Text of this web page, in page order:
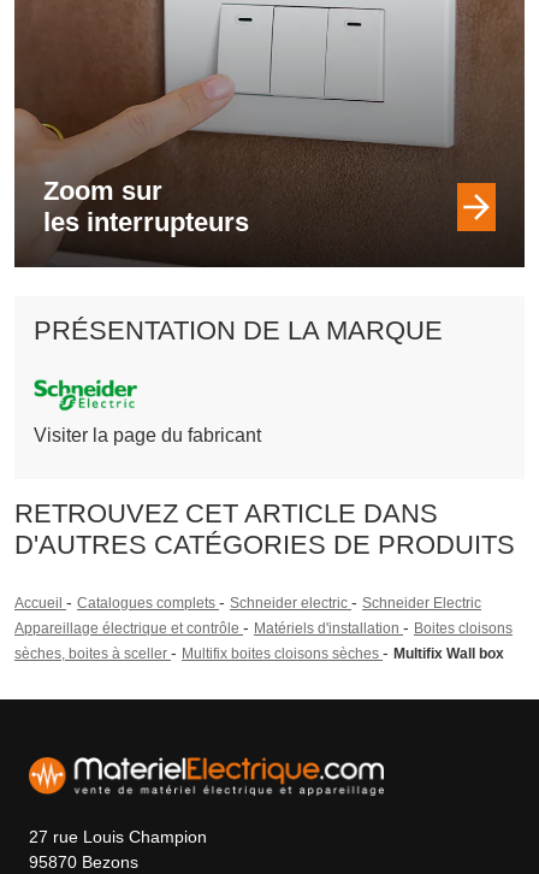
Zoom sur
les interrupteurs
PRÉSENTATION DE LA MARQUE
Visiter la page du fabricant
RETROUVEZ CET ARTICLE DANS
D'AUTRES CATÉGORIES DE PRODUITS
Accueil - Catalogues complets - Schneider electric - Schneider Electric
Appareillage électrique et contrôle - Matériels d'installation - Boites cloisons
sèches, boites à sceller - Multifix boites cloisons sèches - Multifix Wall box
27 rue Louis Champion
95870 Bezons